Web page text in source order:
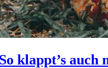
klappt’s auch